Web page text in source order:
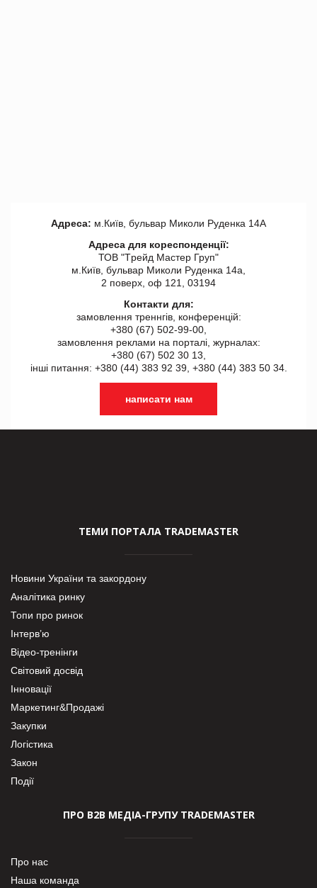
Адреса: м.Київ, бульвар Миколи Руденка 14А
Адреса для кореспонденції:
ТОВ "Tрейд Мастер Груп"
м.Київ, бульвар Миколи Руденка 14а,
2 поверх, оф 121, 03194
Контакти для:
замовлення треннгів, конференцій:
+380 (67) 502-99-00,
замовлення реклами на порталі, журналах:
+380 (67) 502 30 13,
інші питання: +380 (44) 383 92 39, +380 (44) 383 50 34.
написати нам
ТЕМИ ПОРТАЛА TRADEMASTER
Новини України та закордону
Аналітика ринку
Топи про ринок
Інтерв’ю
Відео-тренінги
Світовий досвід
Інновації
Маркетинг&Продажі
Закупки
Логістика
Закон
Події
ПРО В2В МЕДІА-ГРУПУ TRADEMASTER
Про нас
Наша команда